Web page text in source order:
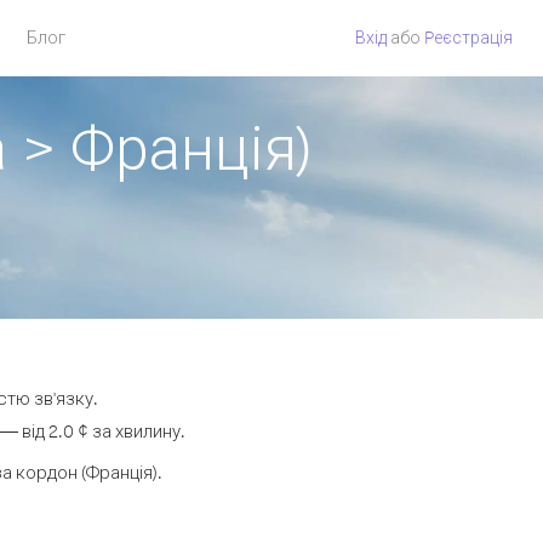
Блог Вхід або Pеєстрація
Франція)
зв'язку.
від 2.0 ¢ за хвилину.
кордон (Франція).